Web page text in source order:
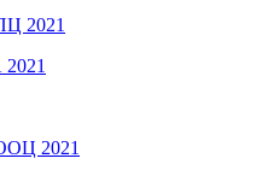
2021
2021